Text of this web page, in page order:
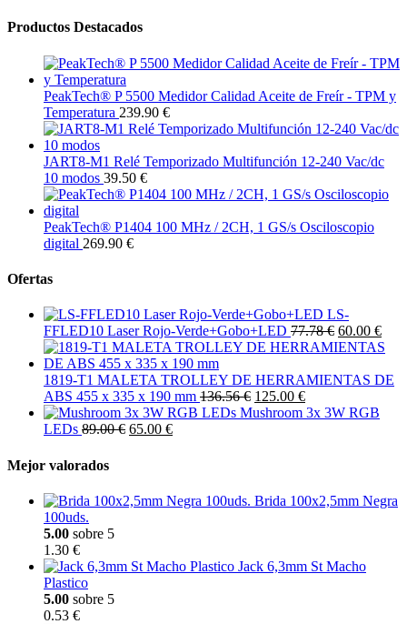
Productos Destacados
PeakTech® P 5500 Medidor Calidad Aceite de Freír - TPM y
Temperatura 239.90 €
JART8-M1 Relé Temporizado Multifunción 12-240 Vac/dc
10 modos 39.50 €
PeakTech® P1404 100 MHz / 2CH, 1 GS/s Osciloscopio
digital 269.90 €
Ofertas
LS-
FFLED10 Laser Rojo-Verde+Gobo+LED 77.78 € 60.00 €
1819-T1 MALETA TROLLEY DE HERRAMIENTAS DE
ABS 455 x 335 x 190 mm 136.56 € 125.00 €
Mushroom 3x 3W RGB
LEDs 89.00 € 65.00 €
Mejor valorados
Brida 100x2,5mm Negra
100uds.
5.00 sobre 5
1.30 €
Jack 6,3mm St Macho
Plastico
5.00 sobre 5
0.53 €